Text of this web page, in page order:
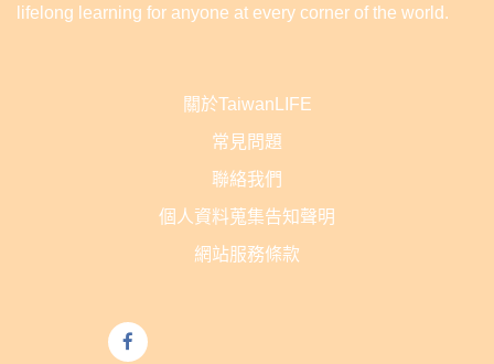
lifelong learning for anyone at every corner of the world.
關於TaiwanLIFE
常見問題
聯絡我們
個人資料蒐集告知聲明
網站服務條款